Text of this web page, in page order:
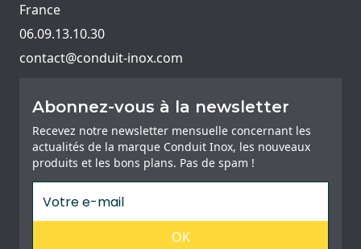
France
06.09.13.10.30
contact@conduit-inox.com
Abonnez-vous à la newsletter
Recevez notre newsletter mensuelle concernant les
actualités de la marque Conduit Inox, les nouveaux
produits et les bons plans. Pas de spam !
OK